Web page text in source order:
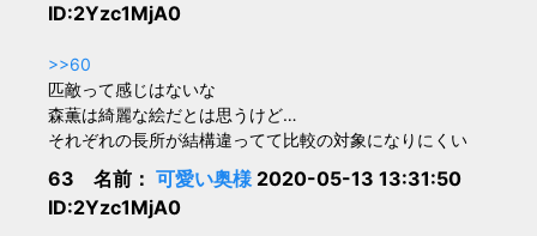
ID:2Yzc1MjA0
>>60
匹敵って感じはないな
森薫は綺麗な絵だとは思うけど…
それぞれの長所が結構違ってて比較の対象になりにくい
63 名前： 可愛い奥様2020-05-13 13:31:50
ID:2Yzc1MjA0